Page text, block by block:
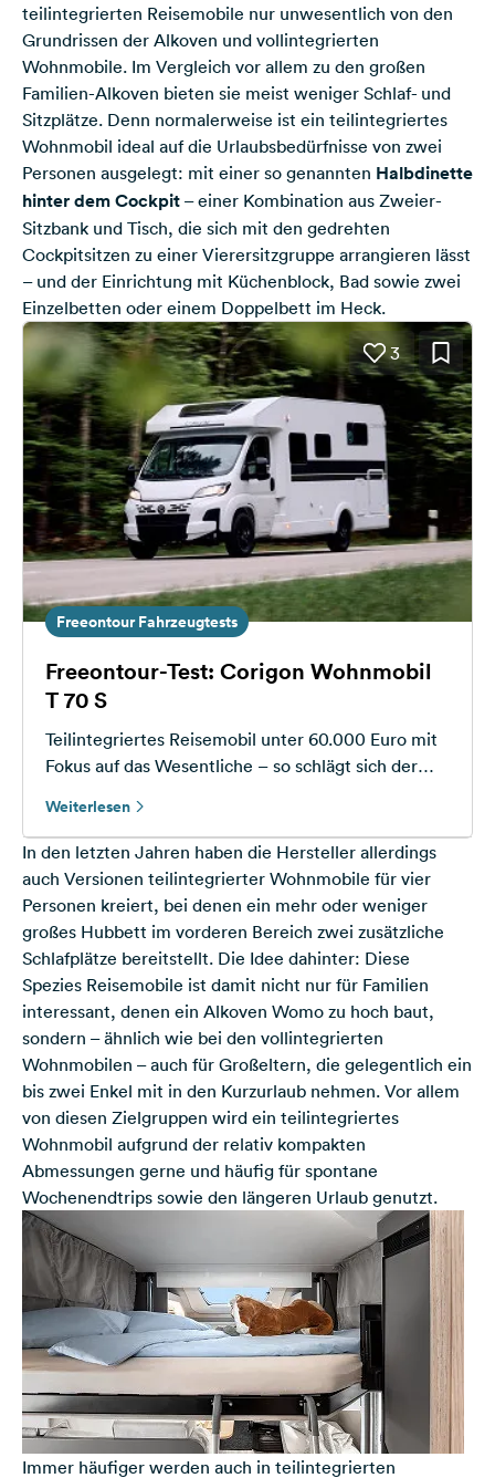
teilintegrierten Reisemobile nur unwesentlich von den
Grundrissen der Alkoven und vollintegrierten
Wohnmobile. Im Vergleich vor allem zu den großen
Familien-Alkoven bieten sie meist weniger Schlaf- und
Sitzplätze. Denn normalerweise ist ein teilintegriertes
Wohnmobil ideal auf die Urlaubsbedürfnisse von zwei
Personen ausgelegt: mit einer so genannten Halbdinette
hinter dem Cockpit – einer Kombination aus Zweier-
Sitzbank und Tisch, die sich mit den gedrehten
Cockpitsitzen zu einer Vierersitzgruppe arrangieren lässt
– und der Einrichtung mit Küchenblock, Bad sowie zwei
Einzelbetten oder einem Doppelbett im Heck.
3
Freeontour Fahrzeugtests
Freeontour-Test: Corigon Wohnmobil
T 70 S
Teilintegriertes Reisemobil unter 60.000 Euro mit
Fokus auf das Wesentliche – so schlägt sich der
Weiterlesen
In den letzten Jahren haben die Hersteller allerdings
auch Versionen teilintegrierter Wohnmobile für vier
Personen kreiert, bei denen ein mehr oder weniger
großes Hubbett im vorderen Bereich zwei zusätzliche
Schlafplätze bereitstellt. Die Idee dahinter: Diese
Spezies Reisemobile ist damit nicht nur für Familien
interessant, denen ein Alkoven Womo zu hoch baut,
sondern – ähnlich wie bei den vollintegrierten
Wohnmobilen – auch für Großeltern, die gelegentlich ein
bis zwei Enkel mit in den Kurzurlaub nehmen. Vor allem
von diesen Zielgruppen wird ein teilintegriertes
Wohnmobil aufgrund der relativ kompakten
Abmessungen gerne und häufig für spontane
Wochenendtrips sowie den längeren Urlaub genutzt.
Immer häufiger werden auch in teilintegrierten